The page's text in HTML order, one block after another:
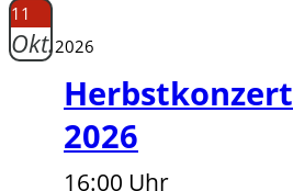
11
Okt.2026
Herbstkonzert
2026
16:00 Uhr